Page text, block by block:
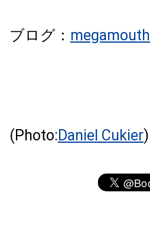
ブログ： megamouth
(Photo:Daniel Cukier)